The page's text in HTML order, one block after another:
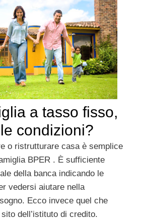
a tasso fisso,
condizioni?
o ristrutturare casa è semplice
BPER . È sufficiente
della banca indicando le
vedersi aiutare nella
Ecco invece quel che
dell’istituto di credito.